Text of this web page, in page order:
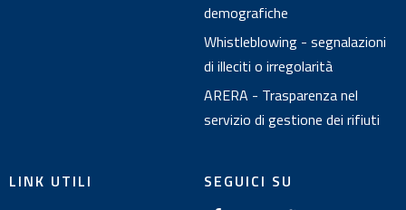
demografiche
Whistleblowing - segnalazioni
di illeciti o irregolarità
ARERA - Trasparenza nel
servizio di gestione dei rifiuti
LINK UTILI
SEGUICI SU